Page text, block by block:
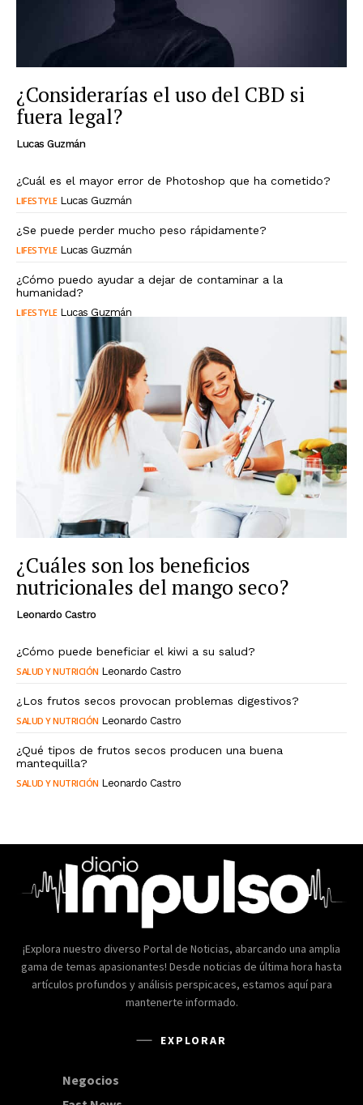
¿Considerarías el uso del CBD si
fuera legal?
Lucas Guzmán
¿Cuál es el mayor error de Photoshop que ha cometido?
LIFESTYLE Lucas Guzmán
¿Se puede perder mucho peso rápidamente?
LIFESTYLE Lucas Guzmán
¿Cómo puedo ayudar a dejar de contaminar a la
humanidad?
LIFESTYLE Lucas Guzmán
¿Cuáles son los beneficios
nutricionales del mango seco?
Leonardo Castro
¿Cómo puede beneficiar el kiwi a su salud?
SALUD Y NUTRICIÓN Leonardo Castro
¿Los frutos secos provocan problemas digestivos?
SALUD Y NUTRICIÓN Leonardo Castro
¿Qué tipos de frutos secos producen una buena
mantequilla?
SALUD Y NUTRICIÓN Leonardo Castro
¡Explora nuestro diverso Portal de Noticias, abarcando una amplia
gama de temas apasionantes! Desde noticias de última hora hasta
artículos profundos y análisis perspicaces, estamos aquí para
mantenerte informado.
EXPLORAR
Negocios